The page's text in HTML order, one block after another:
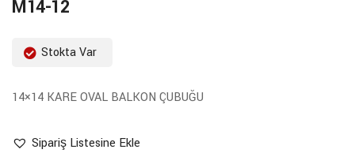
M14-12
Stokta Var
14×14 KARE OVAL BALKON ÇUBUĞU
Sipariş Listesine Ekle